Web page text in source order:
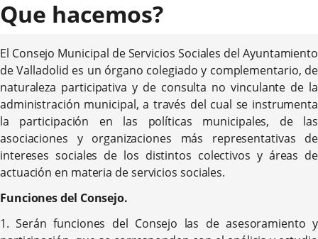
externa.externa.
hacemos?
El Consejo Municipal de Servicios Sociales del Ayuntamiento
de Valladolid es un órgano colegiado y complementario, de
naturaleza participativa y de consulta no vinculante de la
administración municipal, a través del cual se instrumenta
la participación en las políticas municipales, de las
asociaciones y organizaciones más representativas de
intereses sociales de los distintos colectivos y áreas de
actuación en materia de servicios sociales.
Funciones del Consejo.
1. Serán funciones del Consejo las de asesoramiento y